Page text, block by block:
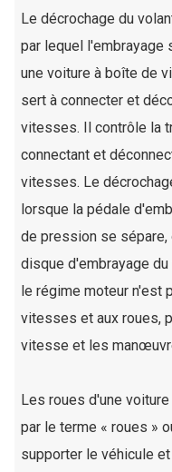
Le décrochage du
par lequel l'embrayage
une voiture à boîte de
sert à connecter et
vitesses. Il contrôle la
connectant et
vitesses. Le
lorsque la pédale
de pression se sépare,
disque d'embrayage
le régime moteur n'est
vitesses et aux roues,
vitesse et les
Les roues d'une
par le terme « roues »
supporter le véhicule